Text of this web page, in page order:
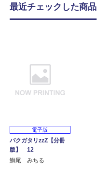
最近チェックした商品
電子版
バクガタリzzZ【分冊
版】 12
鰤尾 みちる